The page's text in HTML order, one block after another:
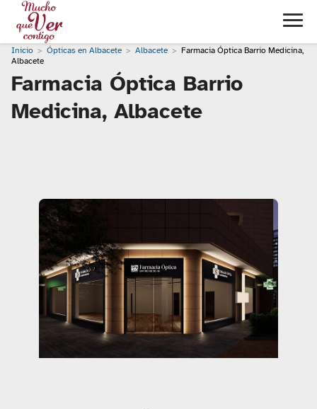
Inicio Ópticas en Albacete Albacete
Farmacia Óptica Barrio Medicina,
Albacete
Farmacia Óptica Barrio
Medicina, Albacete